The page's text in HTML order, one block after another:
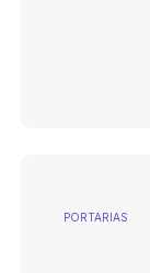
PORTARIAS